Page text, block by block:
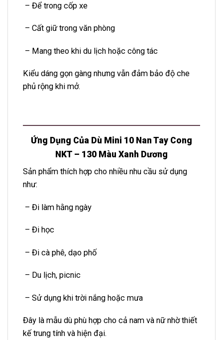
– Để trong cốp xe
– Cất giữ trong văn phòng
– Mang theo khi du lịch hoặc công tác
Kiểu dáng gọn gàng nhưng vẫn đảm bảo độ che
phủ rộng khi mở.
Ứng Dụng Của Dù Mini 10 Nan Tay Cong
NKT – 130 Màu Xanh Dương
Sản phẩm thích hợp cho nhiều nhu cầu sử dụng
như:
– Đi làm hằng ngày
– Đi học
– Đi cà phê, dạo phố
– Du lịch, picnic
– Sử dụng khi trời nắng hoặc mưa
Đây là mẫu dù phù hợp cho cả nam và nữ nhờ thiết
kế trung tính và hiện đại.